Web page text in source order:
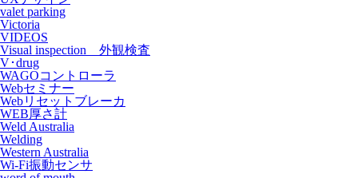
valet parking
Victoria
VIDEOS
Visual inspection 外観検査
V･drug
WAGOコントローラ
Webセミナー
Webリセットブレーカ
WEB厚さ計
Weld Australia
Welding
Western Australia
Wi-Fi振動センサ